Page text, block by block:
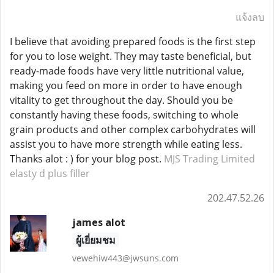
แจ้งลบ
I believe that avoiding prepared foods is the first step
for you to lose weight. They may taste beneficial, but
ready-made foods have very little nutritional value,
making you feed on more in order to have enough
vitality to get throughout the day. Should you be
constantly having these foods, switching to whole
grain products and other complex carbohydrates will
assist you to have more strength while eating less.
Thanks alot : ) for your blog post. MJS Trading Limited
elasty d plus filler
202.47.52.26
james alot
ผู้เยี่ยมชม
vewehiw443@jwsuns.com